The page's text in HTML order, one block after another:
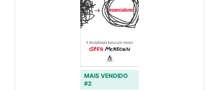
MAIS VENDIDO
#2